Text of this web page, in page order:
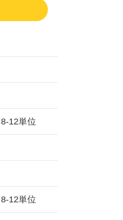
12単位
12単位